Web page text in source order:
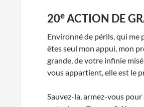
20e ACTION DE
Environné de périls, qui me
êtes seul mon appui, mon
grande, de votre infinie
vous appartient, elle est le
Sauvez-la, armez-vous